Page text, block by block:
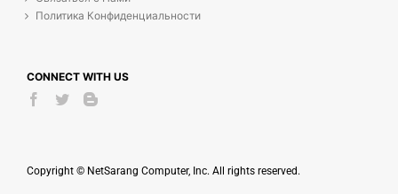
Политика Конфиденциальности
CONNECT WITH US
Copyright © NetSarang Computer, Inc. All rights reserved.